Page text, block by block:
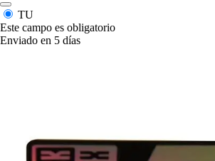
TU
Este campo es obligatorio
Enviado en 5 días